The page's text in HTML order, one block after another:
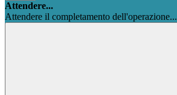
Attendere...
Attendere il completamento dell'operazione...